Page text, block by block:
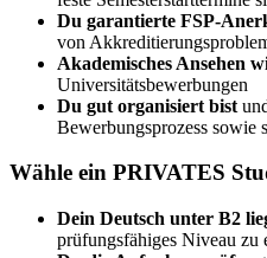
Du garantierte FSP-
von
Akademisches Ansehen
Universitätsbewerbungen
Du gut organisiert bist
Bewerbungsprozess sowie
Wähle ein PRIVATES
Dein Deutsch unter B2
prüfungsfähiges Niveau zu